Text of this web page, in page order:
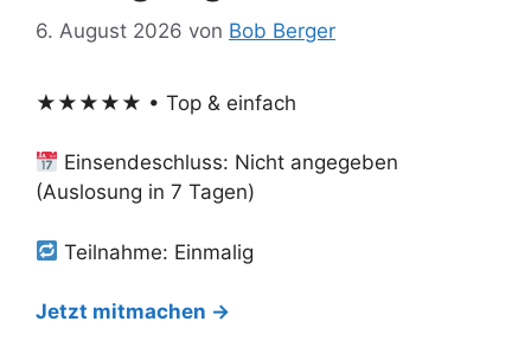
6. August 2026 von Bob Berger
★★★★★ • Top & einfach
Einsendeschluss: Nicht angegeben
(Auslosung in 7 Tagen)
Teilnahme: Einmalig
Jetzt mitmachen →